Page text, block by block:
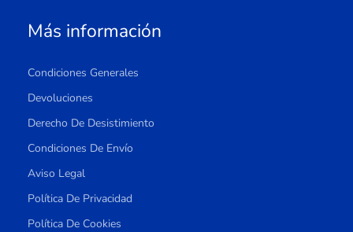
Más información
Condiciones Generales
Devoluciones
Derecho De Desistimiento
Condiciones De Envío
Aviso Legal
Política De Privacidad
Política De Cookies